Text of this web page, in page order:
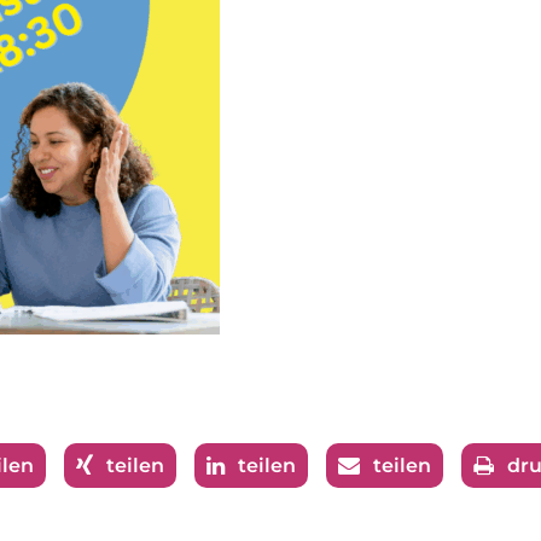
teilen teilen teilen